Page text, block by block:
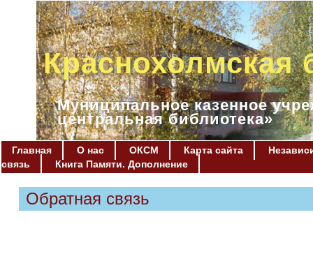
Краснохолмская
Муниципальное казенное
центральная библиотека»
Главная О нас ОКСМ Карта сайта
связь
Книга Памяти. Дополнение
Обратная связь